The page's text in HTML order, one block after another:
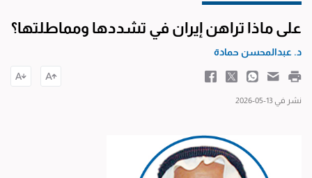
على ماذا تراهن إيران في تشددها ومماطلتها؟
د. عبدالمحسن حمادة
نشر في 13-05-2026